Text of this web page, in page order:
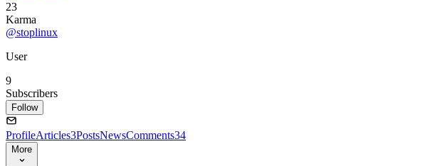
23
Karma
@stoplinux
User
9
Subscribers
Follow
ProfileArticles3PostsNewsComments34
More